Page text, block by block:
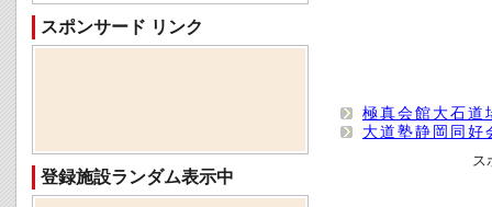
極真会館大石道
大道塾静岡同好
ス
スポンサード リンク
登録施設ランダム表示中